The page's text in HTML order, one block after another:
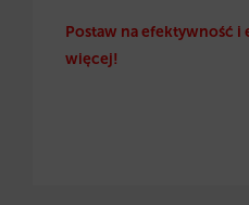
Postaw na efektywność
więcej!